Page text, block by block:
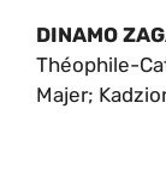
DINAMO
Théophile-
Majer;